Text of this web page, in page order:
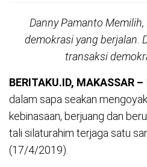
Danny Pamanto
demokrasi yang berjalan.
transaksi
BERITAKU.ID, MAKASSAR –
dalam sapa seakan
kebinasaan, berjuang dan
tali silaturahim terjaga satu
(17/4/2019).